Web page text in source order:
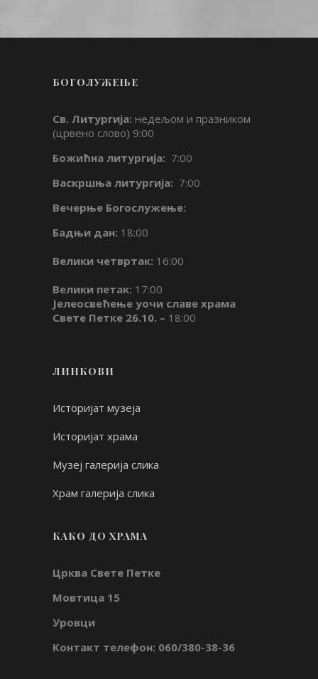
БОГОЛУЖЕЊЕ
Св. Литургија: недељом и празником
(црвено слово) 9:00
Божићна литургија: 7:00
Васкршња литургија: 7:00
Вечерње Богослужење:
Бадњи дан: 18:00
Велики четвртак: 16:00
Велики петак: 17:00
Јелеосвећење уочи славе храма
Свете Петке 26.10. – 18:00
ЛИНКОВИ
Историјат музеја
Историјат храма
Музеј галерија слика
Храм галерија слика
КАКО ДО ХРАМА
Црква Свете Петке
Мовтица 15
Уровци
Контакт телефон: 060/380-38-36